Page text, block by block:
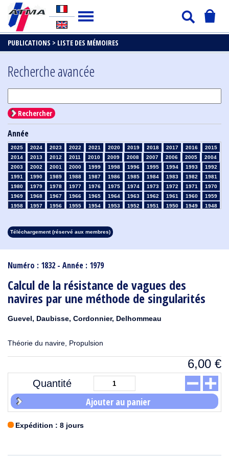
PUBLICATIONS > LISTE DES MÉMOIRES
Numéro : 1832 - Année : 1979
Calcul de la résistance de vagues des
navires par une méthode de singularités
Guevel, Daubisse, Cordonnier, Delhommeau
Théorie du navire, Propulsion
6,00 €
Quantité
Ajouter au panier
Expédition : 8 jours
Recherche avancée
Rechercher
Année
2025 2024 2023 2022 2021 2020 2019 2018 2017 2016
2015
2014
2013 2012 2011 2010 2009 2008 2007 2006 2005
2004
2003
2002 2001 2000 1999 1998 1996 1995 1994 1993
1992
1991
1990 1989 1988 1987 1986 1985 1984 1983 1982
1981
1980
1979 1978 1977 1976 1975 1974 1973 1972 1971
1970
1969
1968 1967 1966 1965 1964 1963 1962 1961 1960
1959
1958
1957 1956 1955 1954 1953 1952 1951 1950 1949
1948
1913
1912 1911 1910 1909 1908
Téléchargement (réservé aux membres)